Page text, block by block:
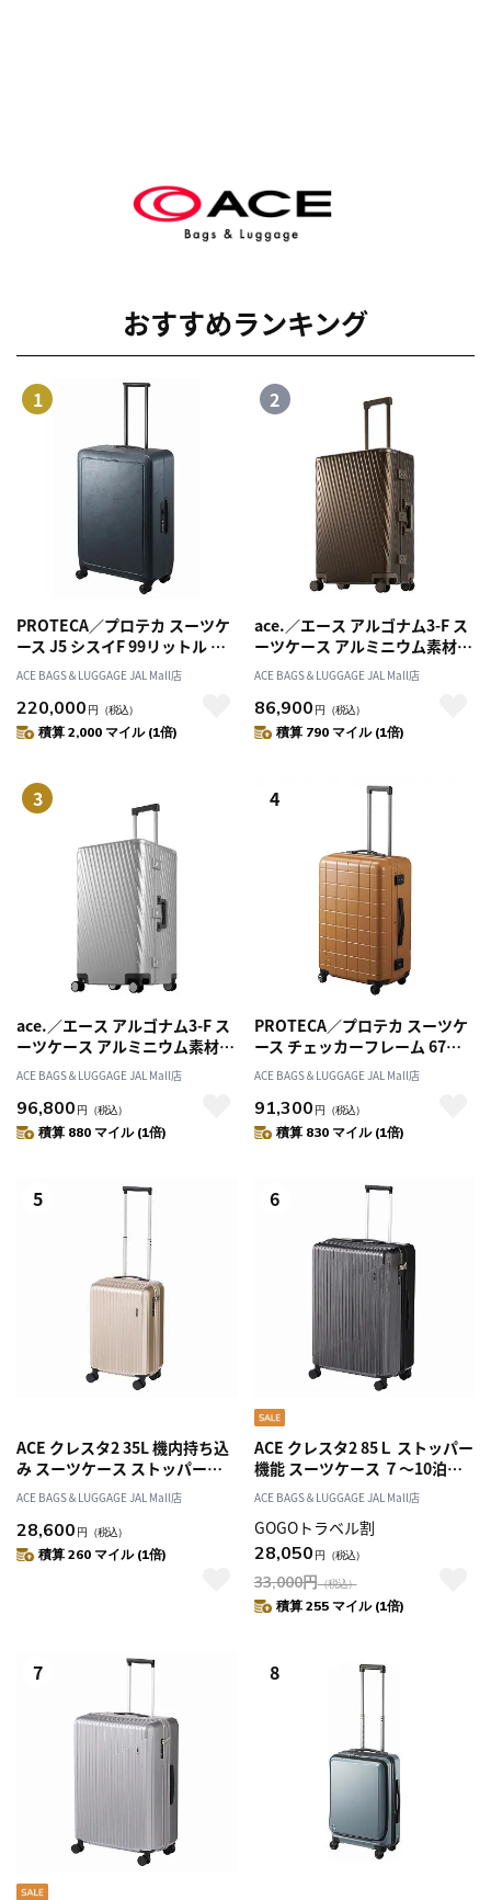
おすすめランキング
1
PROTECA／プロテカ スーツケ
ース J5 シスイF 99リットル 日
本製 フレームタイプ 双輪 キャ
スターストッパー 00574
ACE BAGS＆LUGGAGE JAL Mall店
220,000 円 （税込）
積算 2,000 マイル (1倍)
2
ace.／エース アルゴナム3-F ス
ーツケース アルミニウム素材
フレームタイプ 73リットル
ACE BAGS＆LUGGAGE JAL Mall店
86,900 円 （税込）
積算 790 マイル (1倍)
3
ace.／エース アルゴナム3-F ス
ーツケース アルミニウム素材
フレームタイプ 100リットル
05503
ACE BAGS＆LUGGAGE JAL Mall店
96,800 円 （税込）
積算 880 マイル (1倍)
4
PROTECA／プロテカ スーツケ
ース チェッカーフレーム 67リ
ットル フレームタイプ 00143
ACE BAGS＆LUGGAGE JAL Mall店
91,300 円 （税込）
積算 830 マイル (1倍)
5
ACE クレスタ2 35L 機内持ち込
み スーツケース ストッパー機
能 2～3泊 06936
ACE BAGS＆LUGGAGE JAL Mall店
28,600 円 （税込）
積算 260 マイル (1倍)
6
ACE クレスタ2 85Ｌ ストッパー
機能 スーツケース ７～10泊
06938
ACE BAGS＆LUGGAGE JAL Mall店
GOGOトラベル割
28,050 円 （税込）
33,000円（税込）
積算 255 マイル (1倍)
7 8